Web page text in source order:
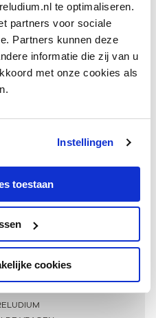
te optimaliseren.
partners voor sociale
Partners kunnen deze
informatie die zij van u
met onze cookies als
Instellingen
toestaan
cookies